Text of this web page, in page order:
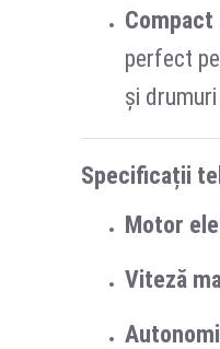
Compact
perfect
și
Specificații
Motor
Viteză